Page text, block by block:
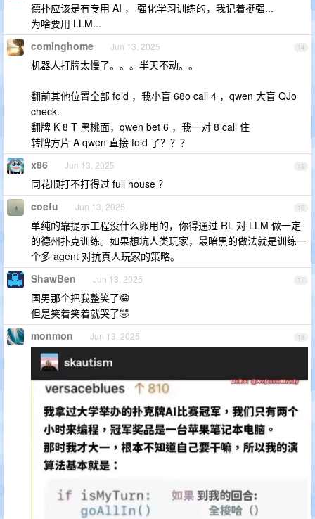
德扑应该是有专用 AI ， 强化学习训练的，我记着挺强...
为啥要用 LLM...
14
cominghome Jun 13, 2025
机器人打牌太慢了。。。半天不动。。
翻前其他位置全部 fold ，我小盲 68o call 4 ，qwen 大盲 QJo
check.
翻牌 K 8 T 黑桃面，qwen bet 6 ，我一对 8 call 住
转牌方片 A qwen 直接 fold 了？？？
15
x86 Jun 13, 2025
同花顺打不打得过 full house ？
16
coefu Jun 13, 2025
单纯的靠提示工程没什么卵用的，你得通过 RL 对 LLM 做一定
的德州扑克训练。如果想坑人类玩家，最暗黑的做法就是训练一
个多 agent 对抗真人玩家的策略。
17
ShawBen Jun 13, 2025
国男那个把我整笑了😁
但是笑着笑着就哭了🤣
18
monmon Jun 13, 2025